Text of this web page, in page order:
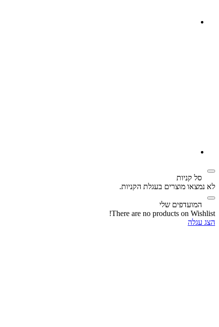
סל קניות‬
לא נמצאו מוצרים בעגלת הקניות.
המועדפים שלי
There are no products on Wishlist!
הצג עגלה